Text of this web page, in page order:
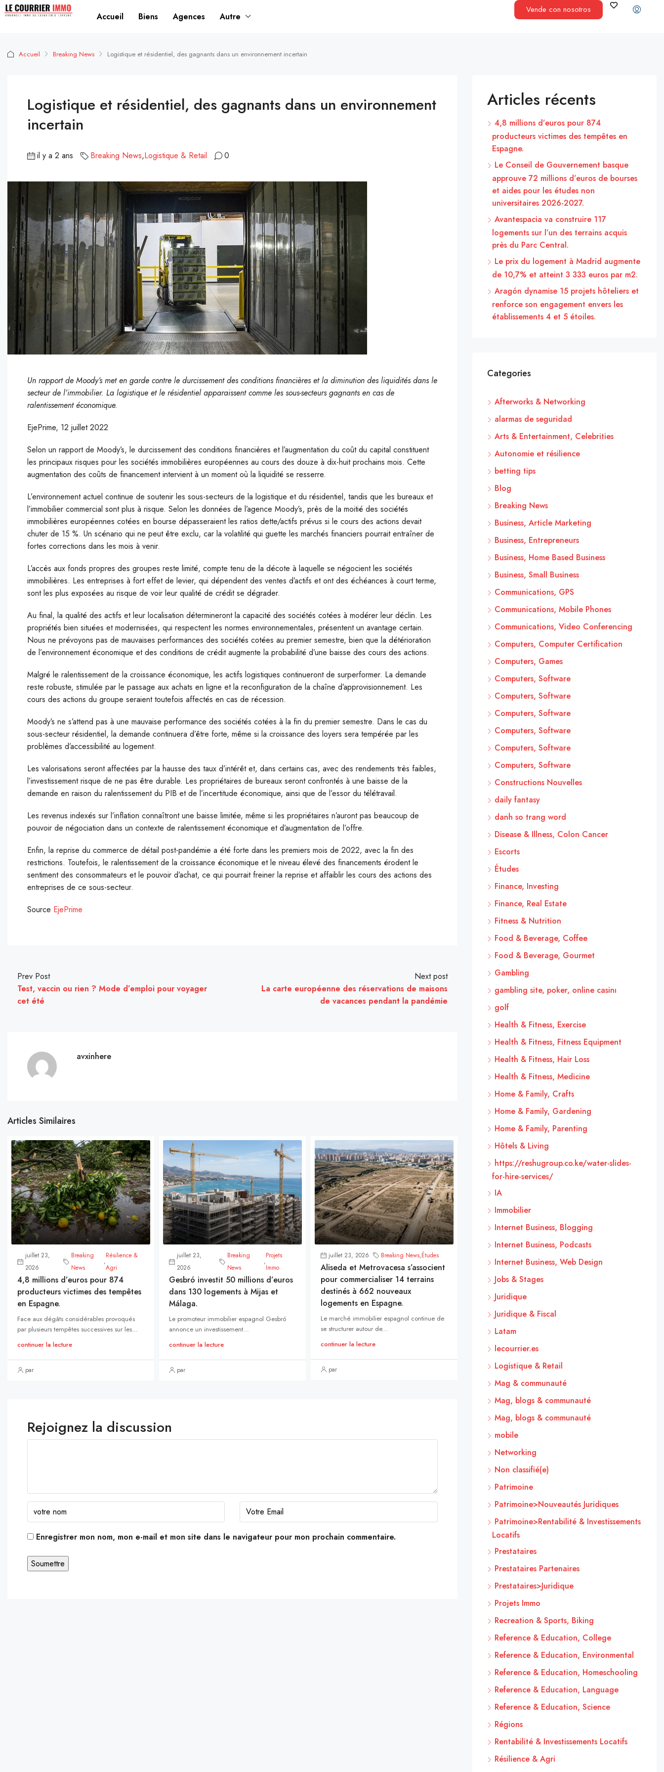
Accueil Biens Agences Autre
Vende con nosotros
Accueil Breaking News Logistique et résidentiel, des gagnants dans un environnement incertain
Logistique et résidentiel, des gagnants dans un environnement
incertain
il y a 2 ans Breaking News,Logistique & Retail 0
Un rapport de Moody’s met en garde contre le durcissement des conditions financières et la diminution des liquidités dans le
secteur de l’immobilier. La logistique et le résidentiel apparaissent comme les sous-secteurs gagnants en cas de
ralentissement économique.
EjePrime, 12 juillet 2022
Selon un rapport de Moody’s, le durcissement des conditions financières et l’augmentation du coût du capital constituent
les principaux risques pour les sociétés immobilières européennes au cours des douze à dix-huit prochains mois. Cette
augmentation des coûts de financement intervient à un moment où la liquidité se resserre.
L’environnement actuel continue de soutenir les sous-secteurs de la logistique et du résidentiel, tandis que les bureaux et
l’immobilier commercial sont plus à risque. Selon les données de l’agence Moody’s, près de la moitié des sociétés
immobilières européennes cotées en bourse dépasseraient les ratios dette/actifs prévus si le cours des actions devait
chuter de 15 %. Un scénario qui ne peut être exclu, car la volatilité qui guette les marchés financiers pourrait entraîner de
fortes corrections dans les mois à venir.
L’accès aux fonds propres des groupes reste limité, compte tenu de la décote à laquelle se négocient les sociétés
immobilières. Les entreprises à fort effet de levier, qui dépendent des ventes d’actifs et ont des échéances à court terme,
sont les plus exposées au risque de voir leur qualité de crédit se dégrader.
Au final, la qualité des actifs et leur localisation détermineront la capacité des sociétés cotées à modérer leur déclin. Les
propriétés bien situées et modernisées, qui respectent les normes environnementales, présentent un avantage certain.
Nous ne prévoyons pas de mauvaises performances des sociétés cotées au premier semestre, bien que la détérioration
de l’environnement économique et des conditions de crédit augmente la probabilité d’une baisse des cours des actions.
Malgré le ralentissement de la croissance économique, les actifs logistiques continueront de surperformer. La demande
reste robuste, stimulée par le passage aux achats en ligne et la reconfiguration de la chaîne d’approvisionnement. Les
cours des actions du groupe seraient toutefois affectés en cas de récession.
Moody’s ne s’attend pas à une mauvaise performance des sociétés cotées à la fin du premier semestre. Dans le cas du
sous-secteur résidentiel, la demande continuera d’être forte, même si la croissance des loyers sera tempérée par les
problèmes d’accessibilité au logement.
Les valorisations seront affectées par la hausse des taux d’intérêt et, dans certains cas, avec des rendements très faibles,
l’investissement risque de ne pas être durable. Les propriétaires de bureaux seront confrontés à une baisse de la
demande en raison du ralentissement du PIB et de l’incertitude économique, ainsi que de l’essor du télétravail.
Les revenus indexés sur l’inflation connaîtront une baisse limitée, même si les propriétaires n’auront pas beaucoup de
pouvoir de négociation dans un contexte de ralentissement économique et d’augmentation de l’offre.
Enfin, la reprise du commerce de détail post-pandémie a été forte dans les premiers mois de 2022, avec la fin des
restrictions. Toutefois, le ralentissement de la croissance économique et le niveau élevé des financements érodent le
sentiment des consommateurs et le pouvoir d’achat, ce qui pourrait freiner la reprise et affaiblir les cours des actions des
entreprises de ce sous-secteur.
Source EjePrime
Prev Post
Test, vaccin ou rien ? Mode d’emploi pour voyager
cet été
Next post
La carte européenne des réservations de maisons
de vacances pendant la pandémie
avxinhere
Articles Similaires
juillet 23,
2026
Breaking
News
,
Résilience &
Agri
4,8 millions d’euros pour 874
producteurs victimes des tempêtes
en Espagne.
Face aux dégâts considérables provoqués
par plusieurs tempêtes successives sur les...
continuer la lecture
par
juillet 23,
2026
Breaking
News
,
Projets
Immo
Gesbró investit 50 millions d’euros
dans 130 logements à Mijas et
Málaga.
Le promoteur immobilier espagnol Gesbró
annonce un investissement...
continuer la lecture
par
juillet 23, 2026 Breaking News,Études
Aliseda et Metrovacesa s’associent
pour commercialiser 14 terrains
destinés à 662 nouveaux
logements en Espagne.
Le marché immobilier espagnol continue de
se structurer autour de...
continuer la lecture
par
Rejoignez la discussion
Enregistrer mon nom, mon e-mail et mon site dans le navigateur pour mon prochain commentaire.
Articles récents
4,8 millions d’euros pour 874
producteurs victimes des tempêtes en
Espagne.
Le Conseil de Gouvernement basque
approuve 72 millions d’euros de bourses
et aides pour les études non
universitaires 2026-2027.
Avantespacia va construire 117
logements sur l’un des terrains acquis
près du Parc Central.
Le prix du logement à Madrid augmente
de 10,7% et atteint 3 333 euros par m2.
Aragón dynamise 15 projets hôteliers et
renforce son engagement envers les
établissements 4 et 5 étoiles.
Categories
Afterworks & Networking
alarmas de seguridad
Arts & Entertainment, Celebrities
Autonomie et résilience
betting tips
Blog
Breaking News
Business, Article Marketing
Business, Entrepreneurs
Business, Home Based Business
Business, Small Business
Communications, GPS
Communications, Mobile Phones
Communications, Video Conferencing
Computers, Computer Certification
Computers, Games
Computers, Software
Computers, Software
Computers, Software
Computers, Software
Computers, Software
Computers, Software
Constructions Nouvelles
daily fantasy
danh so trang word
Disease & Illness, Colon Cancer
Escorts
Études
Finance, Investing
Finance, Real Estate
Fitness & Nutrition
Food & Beverage, Coffee
Food & Beverage, Gourmet
Gambling
gambling site, poker, online casinı
golf
Health & Fitness, Exercise
Health & Fitness, Fitness Equipment
Health & Fitness, Hair Loss
Health & Fitness, Medicine
Home & Family, Crafts
Home & Family, Gardening
Home & Family, Parenting
Hôtels & Living
https://reshugroup.co.ke/water-slides-
for-hire-services/
IA
Immobilier
Internet Business, Blogging
Internet Business, Podcasts
Internet Business, Web Design
Jobs & Stages
Juridique
Juridique & Fiscal
Latam
lecourrier.es
Logistique & Retail
Mag & communauté
Mag, blogs & communauté
Mag, blogs & communauté
mobile
Networking
Non classifié(e)
Patrimoine
Patrimoine>Nouveautés Juridiques
Patrimoine>Rentabilité & Investissements
Locatifs
Prestataires
Prestataires Partenaires
Prestataires>Juridique
Projets Immo
Recreation & Sports, Biking
Reference & Education, College
Reference & Education, Environmental
Reference & Education, Homeschooling
Reference & Education, Language
Reference & Education, Science
Régions
Rentabilité & Investissements Locatifs
Résilience & Agri